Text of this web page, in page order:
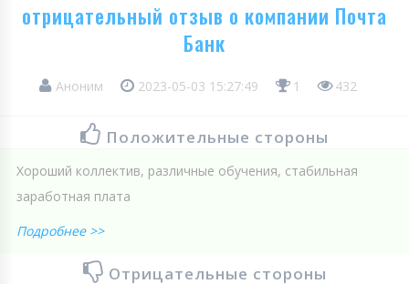
отрицательный отзыв о компании Почта
Банк
Аноним 2023-05-03 15:27:49 1 432
Положительные стороны
Хороший коллектив, различные обучения, стабильная
заработная плата
Подробнее >>
Отрицательные стороны